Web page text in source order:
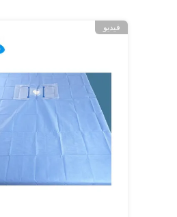
فيديو